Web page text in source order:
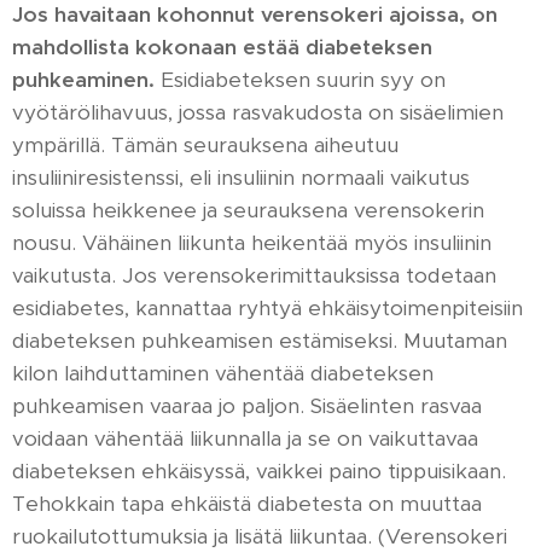
Jos havaitaan kohonnut verensokeri ajoissa, on
mahdollista kokonaan estää diabeteksen
puhkeaminen. Esidiabeteksen suurin syy on
vyötärölihavuus, jossa rasvakudosta on sisäelimien
ympärillä. Tämän seurauksena aiheutuu
insuliiniresistenssi, eli insuliinin normaali vaikutus
soluissa heikkenee ja seurauksena verensokerin
nousu. Vähäinen liikunta heikentää myös insuliinin
vaikutusta. Jos verensokerimittauksissa todetaan
esidiabetes, kannattaa ryhtyä ehkäisytoimenpiteisiin
diabeteksen puhkeamisen estämiseksi. Muutaman
kilon laihduttaminen vähentää diabeteksen
puhkeamisen vaaraa jo paljon. Sisäelinten rasvaa
voidaan vähentää liikunnalla ja se on vaikuttavaa
diabeteksen ehkäisyssä, vaikkei paino tippuisikaan.
Tehokkain tapa ehkäistä diabetesta on muuttaa
ruokailutottumuksia ja lisätä liikuntaa. (Verensokeri